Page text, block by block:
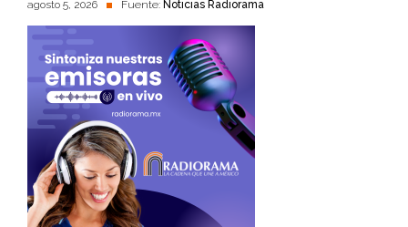
agosto 5, 2026 Fuente: Noticias Radiorama